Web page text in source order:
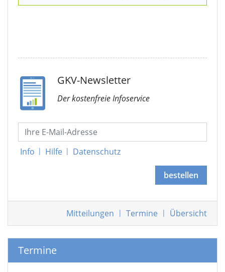
GKV-Newsletter
Der kostenfreie Infoservice
Info | Hilfe | Datenschutz
bestellen
Mitteilungen | Termine | Übersicht
Termine